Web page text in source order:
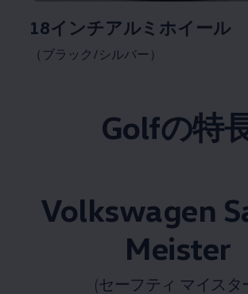
18インチアルミホイール
（ブラック/シルバー）
Golfの特
Volkswagen
Meister
(セーフティ マイスタ